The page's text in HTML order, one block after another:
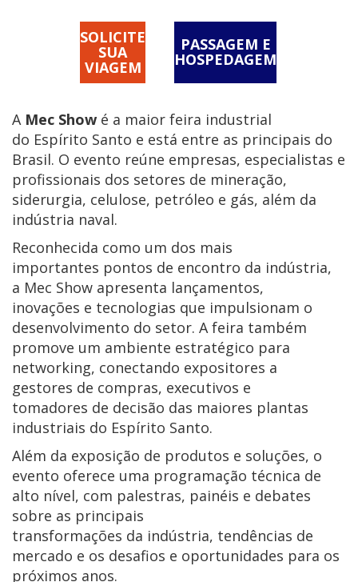
SOLICITE
SUA
VIAGEM
PASSAGEM E
HOSPEDAGEM
A Mec Show é a maior feira industrial
do Espírito Santo e está entre as principais do
Brasil. O evento reúne empresas, especialistas e
profissionais dos setores de mineração,
siderurgia, celulose, petróleo e gás, além da
indústria naval.
Reconhecida como um dos mais
importantes pontos de encontro da indústria,
a Mec Show apresenta lançamentos,
inovações e tecnologias que impulsionam o
desenvolvimento do setor. A feira também
promove um ambiente estratégico para
networking, conectando expositores a
gestores de compras, executivos e
tomadores de decisão das maiores plantas
industriais do Espírito Santo.
Além da exposição de produtos e soluções, o
evento oferece uma programação técnica de
alto nível, com palestras, painéis e debates
sobre as principais
transformações da indústria, tendências de
mercado e os desafios e oportunidades para os
próximos anos.